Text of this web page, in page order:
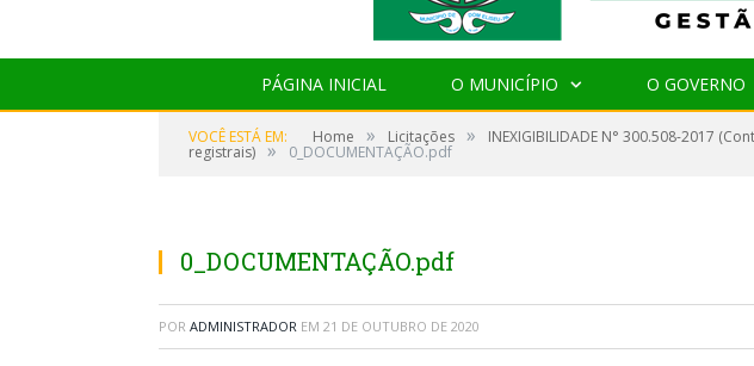
PÁGINA INICIAL O MUNICÍPIO O GOVERNO
VOCÊ ESTÁ EM: Home » Licitações » INEXIGIBILIDADE N° 300.508-2017
registrais) » 0_DOCUMENTAÇÃO.pdf
0_DOCUMENTAÇÃO.pdf
POR ADMINISTRADOR EM 21 DE OUTUBRO DE 2020